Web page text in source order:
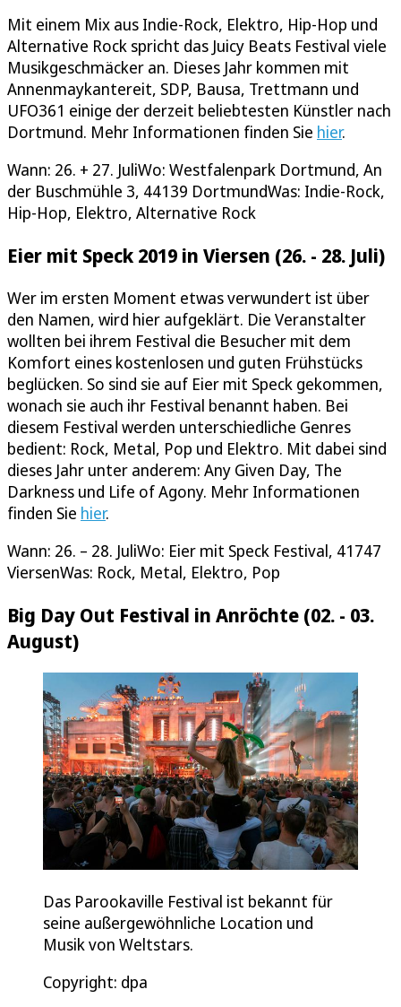
Mit einem Mix aus Indie-Rock, Elektro, Hip-Hop und
Alternative Rock spricht das Juicy Beats Festival viele
Musikgeschmäcker an. Dieses Jahr kommen mit
Annenmaykantereit, SDP, Bausa, Trettmann und
UFO361 einige der derzeit beliebtesten Künstler nach
Dortmund. Mehr Informationen finden Sie hier.
Wann: 26. + 27. JuliWo: Westfalenpark Dortmund, An
der Buschmühle 3, 44139 DortmundWas: Indie-Rock,
Hip-Hop, Elektro, Alternative Rock
Eier mit Speck 2019 in Viersen (26. - 28. Juli)
Wer im ersten Moment etwas verwundert ist über
den Namen, wird hier aufgeklärt. Die Veranstalter
wollten bei ihrem Festival die Besucher mit dem
Komfort eines kostenlosen und guten Frühstücks
beglücken. So sind sie auf Eier mit Speck gekommen,
wonach sie auch ihr Festival benannt haben. Bei
diesem Festival werden unterschiedliche Genres
bedient: Rock, Metal, Pop und Elektro. Mit dabei sind
dieses Jahr unter anderem: Any Given Day, The
Darkness und Life of Agony. Mehr Informationen
finden Sie hier.
Wann: 26. – 28. JuliWo: Eier mit Speck Festival, 41747
ViersenWas: Rock, Metal, Elektro, Pop
Big Day Out Festival in Anröchte (02. - 03.
August)
Das Parookaville Festival ist bekannt für
seine außergewöhnliche Location und
Musik von Weltstars.
Copyright: dpa